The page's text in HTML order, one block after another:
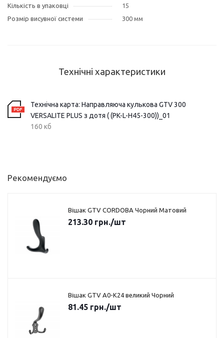
Кількість в упаковці
15
Розмір висувної системи
300 мм
Технічні характеристики
Технічна карта: Направляюча кулькова GTV 300
VERSALITE PLUS з дотя ( (PK-L-H45-300))_01
160 кб
Рекомендуємо
Вішак GTV CORDOBA Чорний Матовий
213.30 грн./шт
Вішак GTV A0-K24 великий Чорний
81.45 грн./шт